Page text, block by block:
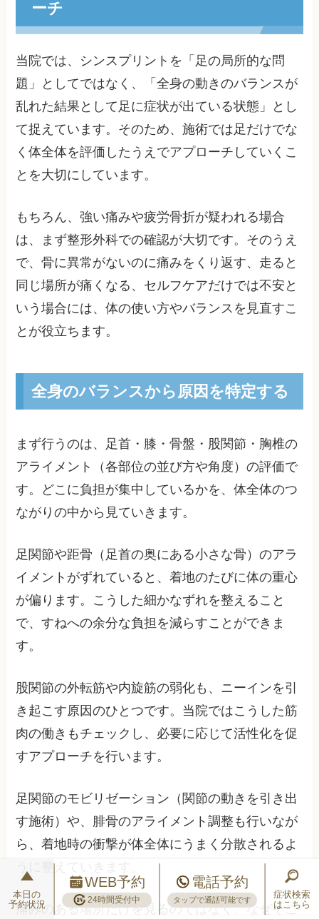
ーチ
当院では、シンスプリントを「足の局所的な問
題」としてではなく、「全身の動きのバランスが
乱れた結果として足に症状が出ている状態」とし
て捉えています。そのため、施術では足だけでな
く体全体を評価したうえでアプローチしていくこ
とを大切にしています。
もちろん、強い痛みや疲労骨折が疑われる場合
は、まず整形外科での確認が大切です。そのうえ
で、骨に異常がないのに痛みをくり返す、走ると
同じ場所が痛くなる、セルフケアだけでは不安と
いう場合には、体の使い方やバランスを見直すこ
とが役立ちます。
全身のバランスから原因を特定する
まず行うのは、足首・膝・骨盤・股関節・胸椎の
アライメント（各部位の並び方や角度）の評価で
す。どこに負担が集中しているかを、体全体のつ
ながりの中から見ていきます。
足関節や距骨（足首の奥にある小さな骨）のアラ
イメントがずれていると、着地のたびに体の重心
が偏ります。こうした細かなずれを整えること
で、すねへの余分な負担を減らすことができま
す。
股関節の外転筋や内旋筋の弱化も、ニーインを引
き起こす原因のひとつです。当院ではこうした筋
肉の働きもチェックし、必要に応じて活性化を促
すアプローチを行います。
足関節のモビリゼーション（関節の動きを引き出
す施術）や、腓骨のアライメント調整も行いなが
ら、着地時の衝撃が体全体にうまく分散されるよ
うに整えていきます。
痛みのある場所だけを見るのではなく、なぜそこ
本日の
予約状況
WEB予約
24時間受付中
電話予約
タップで通話可能です
症状検索
はこちら